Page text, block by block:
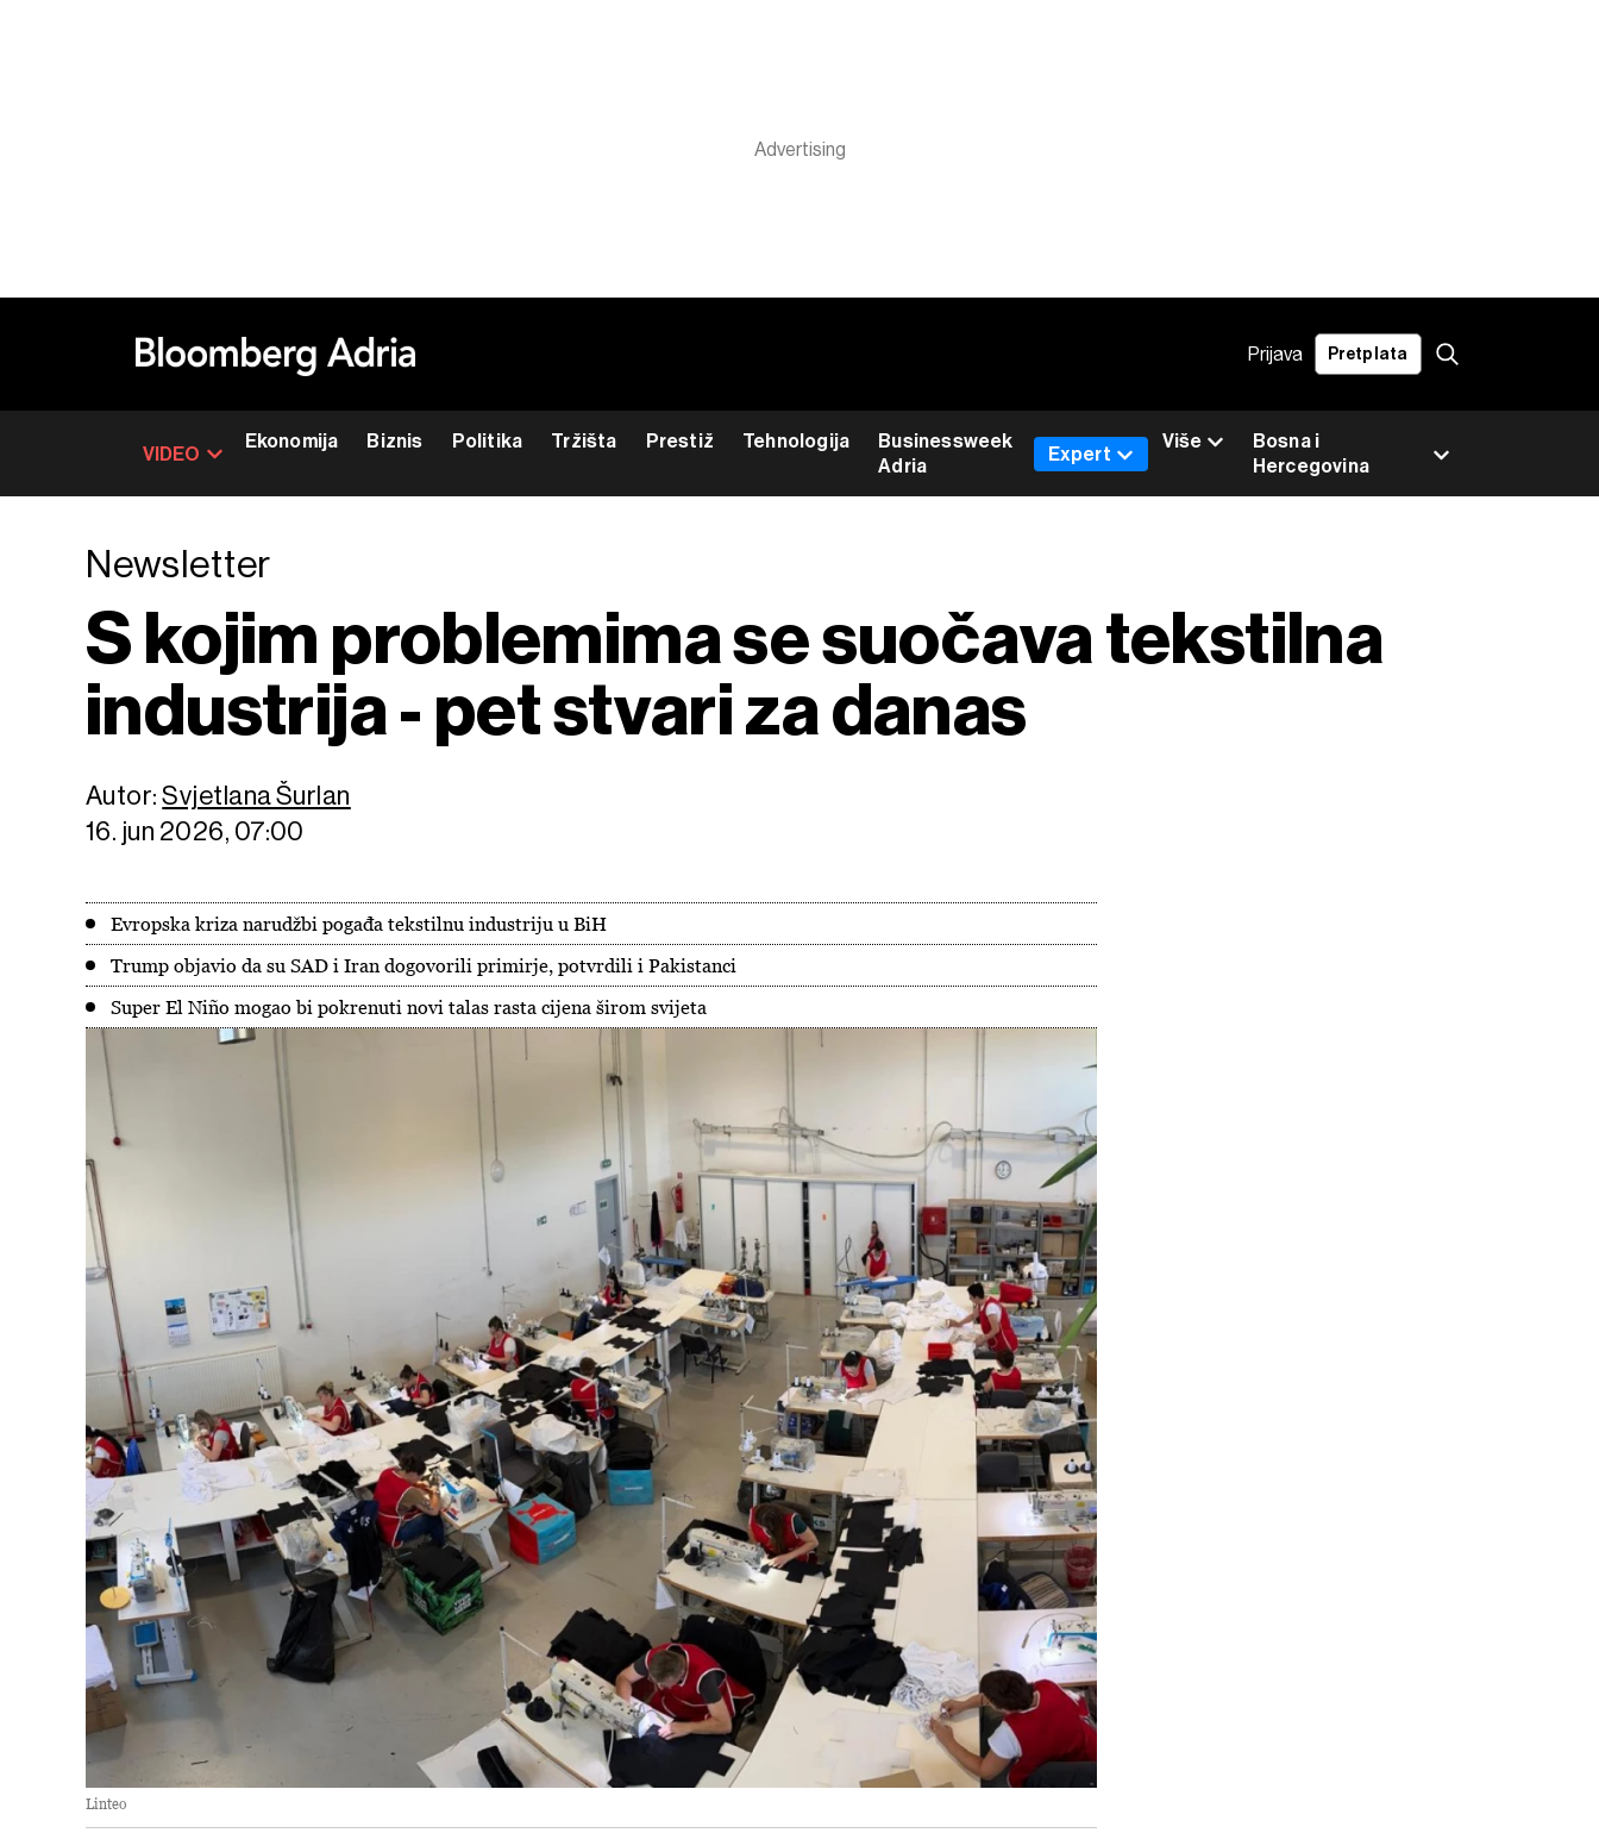
Prijava Pretplata
VIDEO
Ekonomija Biznis Politika Tržišta Prestiž Tehnologija
Businessweek
Adria
Bosna i
Hercegovina
Expert
Više
Newsletter
S kojim problemima se suočava tekstilna
industrija - pet stvari za danas
Autor:Svjetlana Šurlan
16. jun 2026, 07:00
Evropska kriza narudžbi pogađa tekstilnu industriju u BiH
Trump objavio da su SAD i Iran dogovorili primirje, potvrdili i Pakistanci
Super El Niño mogao bi pokrenuti novi talas rasta cijena širom svijeta
Linteo